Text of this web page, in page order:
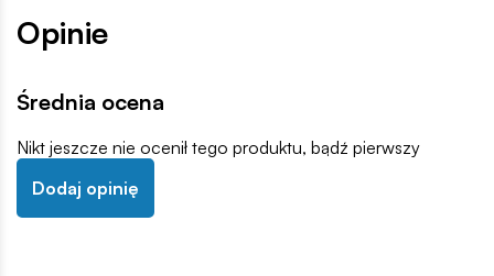
Opinie
Średnia ocena
Nikt jeszcze nie ocenił tego produktu, bądź pierwszy
Dodaj opinię